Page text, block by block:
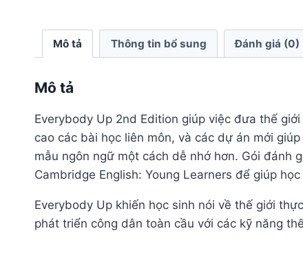
Mô tả Thông tin bổ sung Đánh giá (0)
Mô tả
Everybody Up 2nd Edition giúp việc đưa thế
cao các bài học liên môn, và các dự án mới
mẫu ngôn ngữ một cách dễ nhớ hơn. Gói đánh
Cambridge English: Young Learners để giúp
Everybody Up khiến học sinh nói về thế giới
phát triển công dân toàn cầu với các kỹ năng